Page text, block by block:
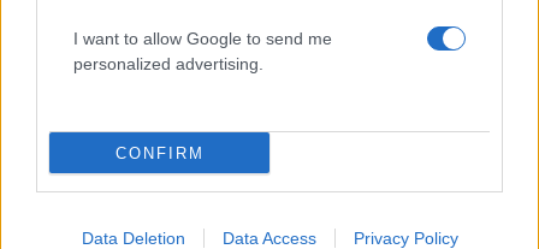
I want to allow Google to send me
personalized advertising.
CONFIRM
Data Deletion Data Access Privacy Policy
Πιο δημοφιλή
1 Κωνσταντίνος Αργυρός και Αλεξάνδρα
Νίκα κάνουν διακοπές με πολυτελές γιοτ
με τα δύο παιδιά τους